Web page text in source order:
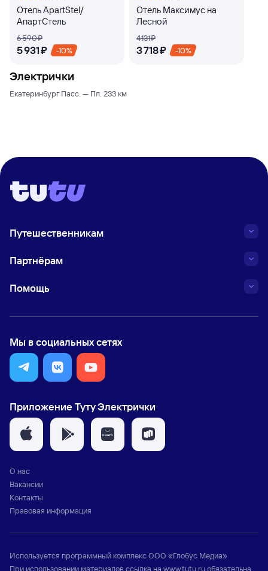
Отель ApartStel/
АпартСтель
6 ⁠590 ⁠₽
5 ⁠931 ⁠₽ -10%
Отель Максимус на
Лесной
4 ⁠131 ⁠₽
3 ⁠718 ⁠₽ -10%
Электрички
Екатеринбург Пасс. — Пл. 233 км
Путешественникам
Партнёрам
Помощь
Мы в социальных сетях
Приложение Туту Электрички
О нас
Вакансии
Контакты
Правовая информация
Используется программный комплексООО «Глобус Медиа»
При использовании материалов ссылка на www.tutu.ruобязательна